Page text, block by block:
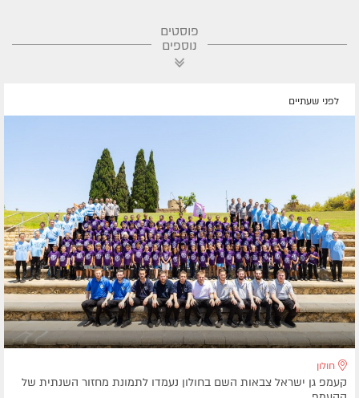
פוסטים
נוספים
לפני שעתיים
חולון
קעמפ גן ישראל צבאות השם בחולון נעמדו לתמונת מחזור השנתית של